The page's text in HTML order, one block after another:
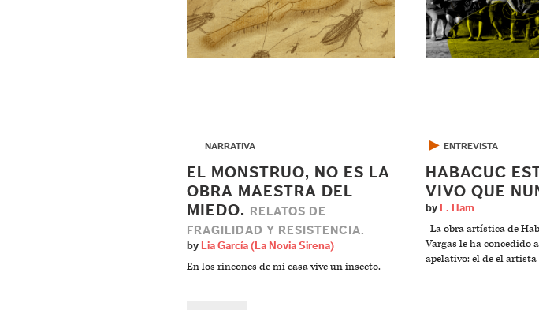
NARRATIVA
EL MONSTRUO, NO ES LA
OBRA MAESTRA DEL
MIEDO.
RELATOS DE
FRAGILIDAD Y RESISTENCIA.
by Lia García (La Novia Sirena)
En los rincones de mi casa vive un insecto.
▶ ENTREVISTA
HABACUC
VIVO QUE
by L. Ham
La obra artística de
Vargas le ha concedido
apelativo: el de el